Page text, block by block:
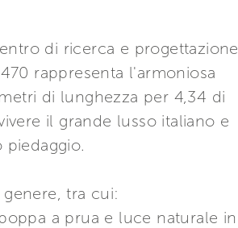
di ricerca e progettazione
rappresenta l'armoniosa
di lunghezza per 4,34 di
il grande lusso italiano e
tra cui:
a prua e luce naturale in